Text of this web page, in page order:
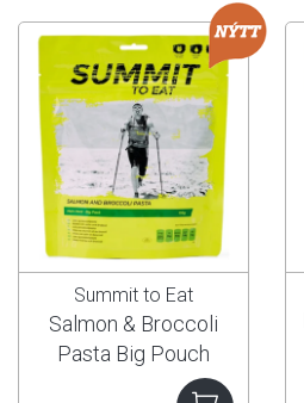
Summit to Eat
Salmon & Broccoli
Pasta Big Pouch